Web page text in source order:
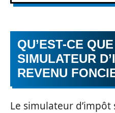
QU’EST-CE
SIMULATEUR
REVENU
Le simulateur